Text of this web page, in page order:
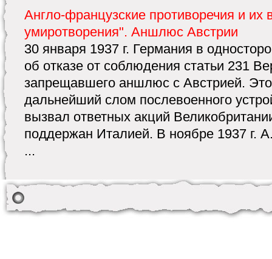
Англо-французские противоречия и их
умиротворения". Аншлюс Австрии
30 января 1937 г. Германия в
об отказе от соблюдения статьи 231
запрещавшего аншлюс с Австрией.
дальнейший слом послевоенного
вызвал ответных акций
поддержан Италией. В ноябре 1937 г.
...